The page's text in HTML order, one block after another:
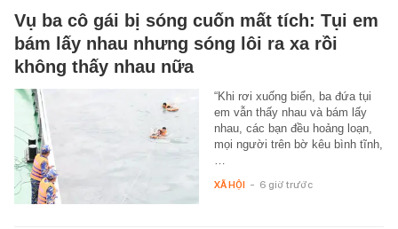
Vụ ba cô gái bị sóng cuốn mất tích: Tụi em
bám lấy nhau nhưng sóng lôi ra xa rồi
không thấy nhau nữa
“Khi rơi xuống biển, ba đứa tụi
em vẫn thấy nhau và bám lấy
nhau, các bạn đều hoảng loạn,
mọi người trên bờ kêu bình tĩnh,
XÃ HỘI - 6 giờ trước